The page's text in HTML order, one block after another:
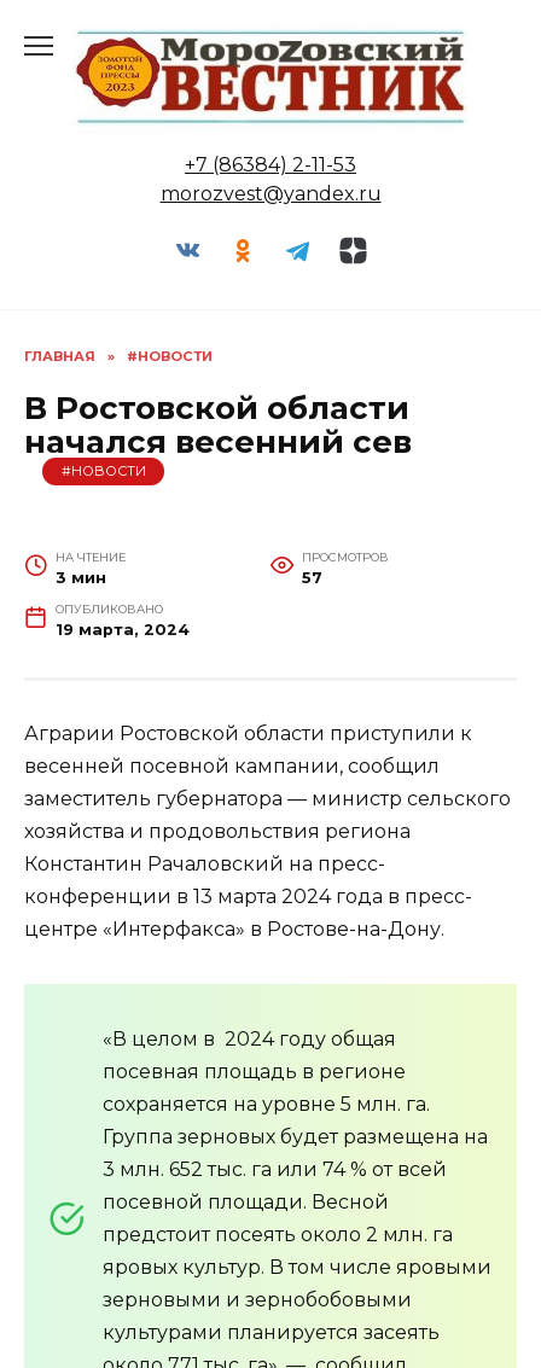
содержанию
+7 (86384) 2-11-53
morozvest@yandex.ru
ГЛАВНАЯ » #НОВОСТИ
В Ростовской области
начался весенний сев
#НОВОСТИ
НА ЧТЕНИЕ
3 мин
ПРОСМОТРОВ
57
ОПУБЛИКОВАНО
19 марта, 2024
Аграрии Ростовской области приступили к
весенней посевной кампании, сообщил
заместитель губернатора — министр сельского
хозяйства и продовольствия региона
Константин Рачаловский на пресс-
конференции в 13 марта 2024 года в пресс-
центре «Интерфакса» в Ростове-на-Дону.
«В целом в 2024 году общая
посевная площадь в регионе
сохраняется на уровне 5 млн. га.
Группа зерновых будет размещена на
3 млн. 652 тыс. га или 74 % от всей
посевной площади. Весной
предстоит посеять около 2 млн. га
яровых культур. В том числе яровыми
зерновыми и зернобобовыми
культурами планируется засеять